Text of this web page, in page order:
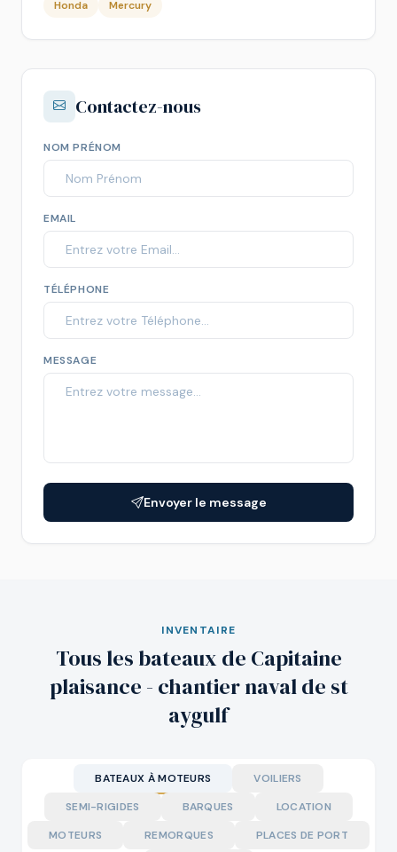
Honda Mercury
Contactez-nous
NOM PRÉNOM
EMAIL
TÉLÉPHONE
MESSAGE
Envoyer le message
INVENTAIRE
Tous les bateaux de Capitaine
plaisance - chantier naval de st
aygulf
BATEAUX À MOTEURS
VOILIERS
SEMI-RIGIDES
BARQUES
LOCATION
MOTEURS
REMORQUES
PLACES DE PORT